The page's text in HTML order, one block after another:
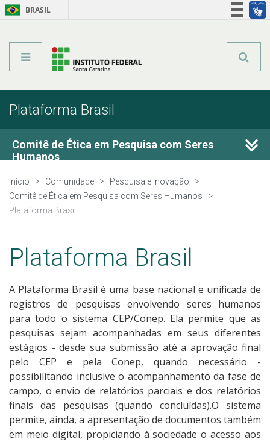
BRASIL
Plataforma Brasil
Comitê de Ética em Pesquisa com Seres
Humanos
Membros
Pendências, emendas e notificação
Calendário de reuniões
Legislações
Capacitações
Plataforma Brasil
Contato
Início Comunidade
Pesquisa e Inovação
Comitê de Ética em Pesquisa com Seres Humanos
Plataforma Brasil
Plataforma Brasil
A Plataforma Brasil é uma base nacional e unificada de
registros de pesquisas envolvendo seres humanos
para todo o sistema CEP/Conep. Ela permite que as
pesquisas sejam acompanhadas em seus diferentes
estágios - desde sua submissão até a aprovação final
pelo CEP e pela Conep, quando necessário -
possibilitando inclusive o acompanhamento da fase de
campo, o envio de relatórios parciais e dos relatórios
finais das pesquisas (quando concluídas).O sistema
permite, ainda, a apresentação de documentos também
em meio digital, propiciando à sociedade o acesso aos